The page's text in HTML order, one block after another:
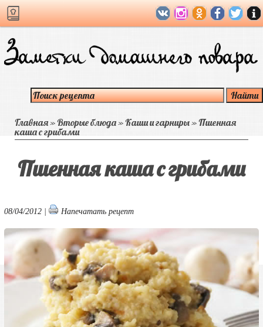
Главная»Вторые блюда»Каши и гарниры»Пшенная
каша с грибами
Пшенная каша с грибами
08/04/2012 | Напечатать рецепт